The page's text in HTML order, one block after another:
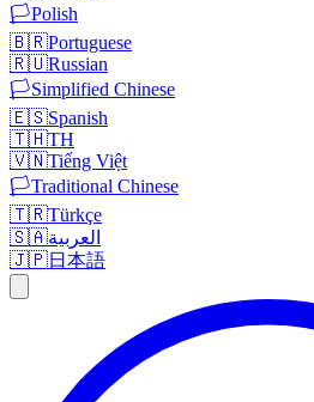
🏳️Polish
🇧🇷Portuguese
🇷🇺Russian
🏳️Simplified Chinese
🇪🇸Spanish
🇹🇭TH
🇻🇳Tiếng Việt
🏳️Traditional Chinese
🇹🇷Türkçe
🇸🇦العربية
🇯🇵日本語